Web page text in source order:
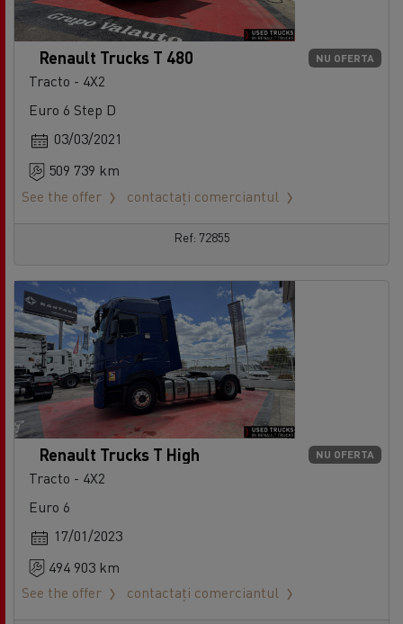
NU OFERTA
Renault Trucks T 480
Tracto - 4X2
Euro 6 Step D
03/03/2021
509 739 km
See the offer
contactați comerciantul
Ref: 72855
NU OFERTA
Renault Trucks T High
Tracto - 4X2
Euro 6
17/01/2023
494 903 km
See the offer
contactați comerciantul